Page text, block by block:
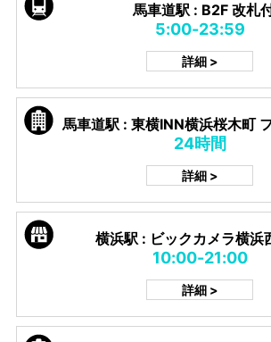
馬車道駅 : B2F 改札
5:00-23:59
詳細 >
馬車道駅 : 東横INN横浜桜木町
24時間
詳細 >
横浜駅 : ビックカメラ横浜
10:00-21:00
詳細 >